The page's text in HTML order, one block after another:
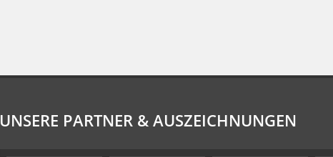
UNSERE PARTNER & AUSZEICHNUNGEN